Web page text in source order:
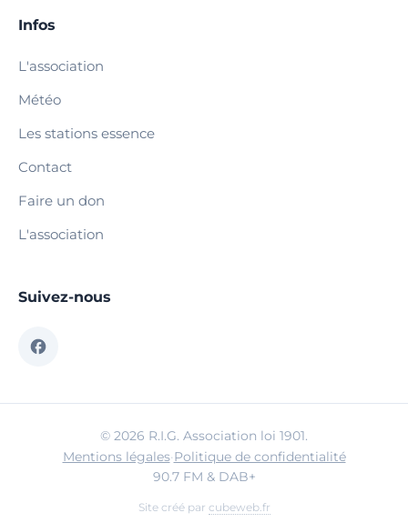
Infos
L'association
Météo
Les stations essence
Contact
Faire un don
L'association
Suivez-nous
© 2026 R.I.G. Association loi 1901.
Mentions légales·Politique de confidentialité
90.7 FM & DAB+
Site créé par cubeweb.fr